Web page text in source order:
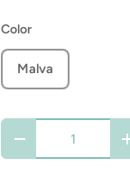
Color
Malva
-